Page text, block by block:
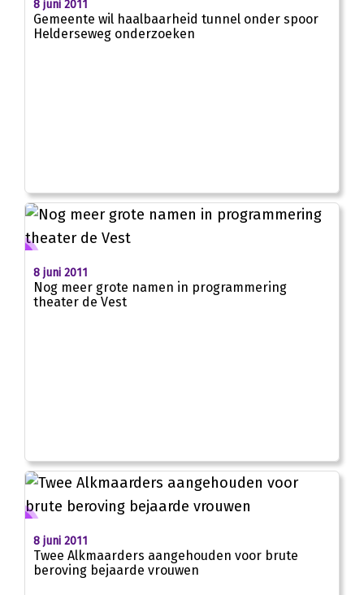
8 juni 2011
Gemeente wil haalbaarheid tunnel onder spoor
Helderseweg onderzoeken
8 juni 2011
Nog meer grote namen in programmering
theater de Vest
8 juni 2011
Twee Alkmaarders aangehouden voor brute
beroving bejaarde vrouwen